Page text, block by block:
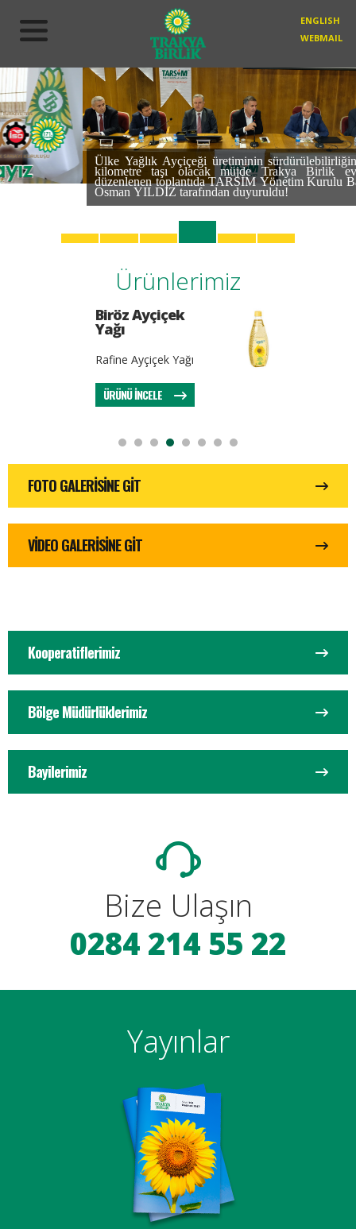
ENGLISH
WEBMAIL
Ülke Yağlık Ayçiçeği üretiminin sürdürülebilirliğinde önemli bir
kilometre taşı olacak müjde Trakya Birlik ev sahipliğinde
düzenlenen toplantıda TARSİM Yönetim Kurulu Başkanı Sn. Dr.
Osman YILDIZ tarafından duyuruldu!
Ürünlerimiz
Biröz Ayçiçek
Yağı
Rafine Ayçiçek Yağı
ÜRÜNÜ İNCELE
FOTO GALERİSİNE GİT
VİDEO GALERİSİNE GİT
Kooperatiflerimiz
Bölge Müdürlüklerimiz
Bayilerimiz
Bize Ulaşın
0284 214 55 22
Yayınlar